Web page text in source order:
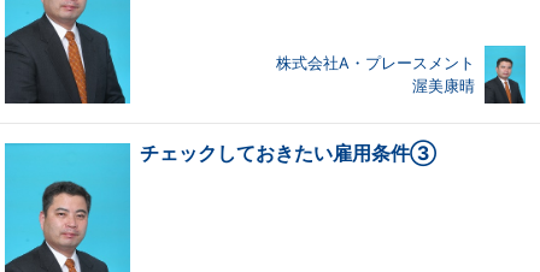
株式会社A・プレースメント
渥美康晴
チェックしておきたい雇用条件③